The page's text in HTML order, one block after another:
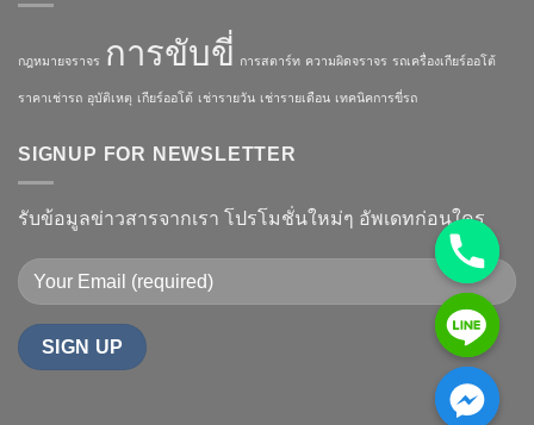
กฎหมายจราจร การขับขี่ การสตาร์ท ความผิดจราจร รถเครื่องเกียร์ออโต้
ราคาเช่ารถ อุบัติเหตุ เกียร์ออโต้ เช่ารายวัน เช่ารายเดือน เทคนิคการขี่รถ
SIGNUP FOR NEWSLETTER
รับข้อมูลข่าวสารจากเรา โปรโมชั่นใหม่ๆ อัพเดทก่อนใคร